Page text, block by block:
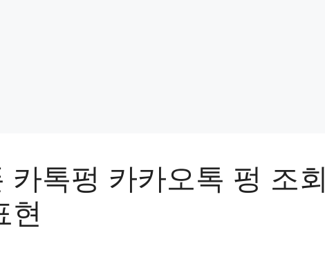
카톡펑 카카오톡 펑 조회
현